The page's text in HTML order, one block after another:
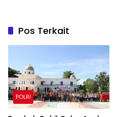
Pos Terkait
POLRI